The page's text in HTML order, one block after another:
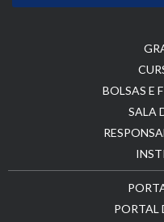
BOLSAS E
SALA
PORTAL